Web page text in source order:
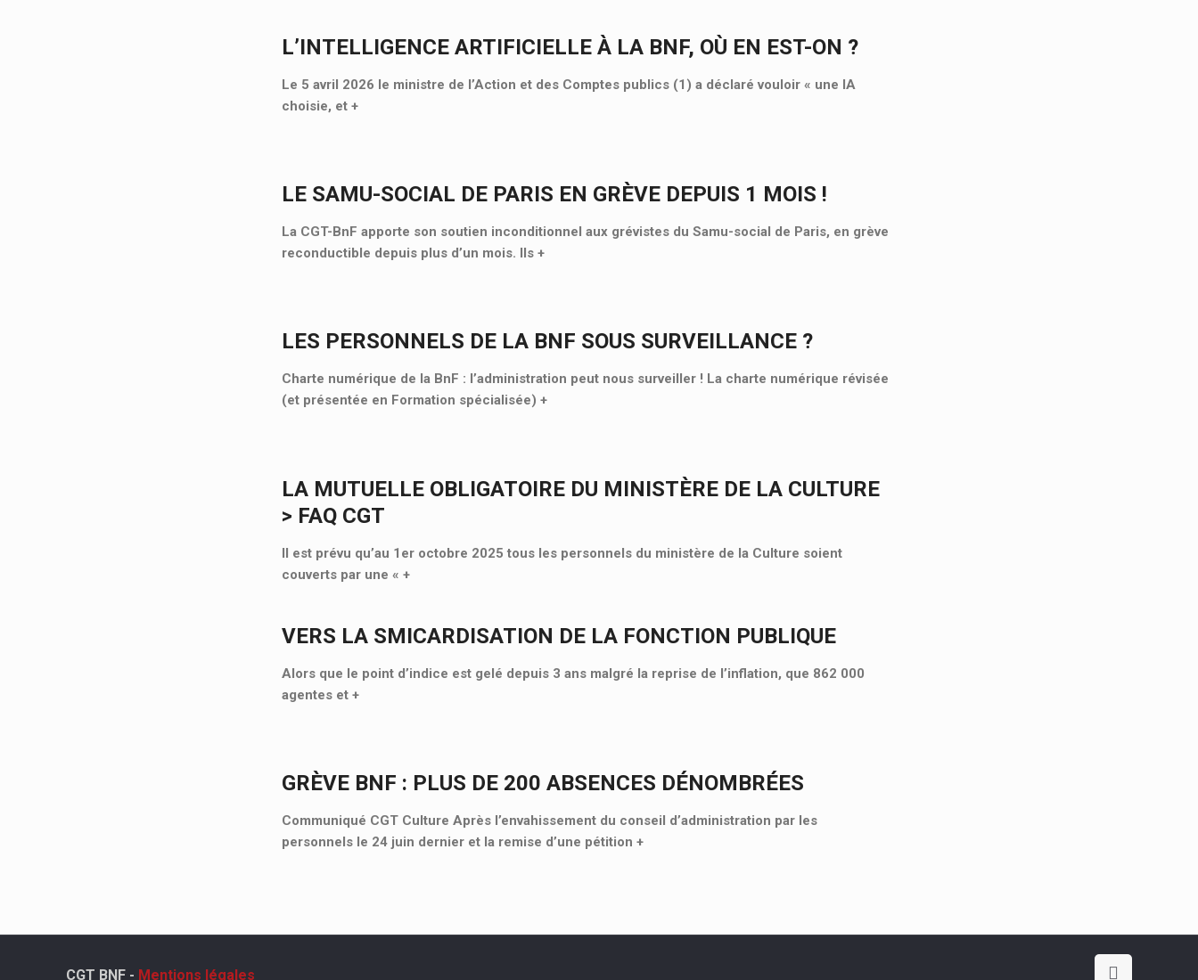
L’INTELLIGENCE ARTIFICIELLE À LA BNF, OÙ EN EST-ON ?
Le 5 avril 2026 le ministre de l’Action et des Comptes publics (1) a déclaré vouloir « une IA
choisie, et +
LE SAMU-SOCIAL DE PARIS EN GRÈVE DEPUIS 1 MOIS !
La CGT-BnF apporte son soutien inconditionnel aux grévistes du Samu-social de Paris, en grève
reconductible depuis plus d’un mois. Ils +
LES PERSONNELS DE LA BNF SOUS SURVEILLANCE ?
Charte numérique de la BnF : l’administration peut nous surveiller ! La charte numérique révisée
(et présentée en Formation spécialisée) +
LA MUTUELLE OBLIGATOIRE DU MINISTÈRE DE LA CULTURE
> FAQ CGT
Il est prévu qu’au 1er octobre 2025 tous les personnels du ministère de la Culture soient
couverts par une « +
VERS LA SMICARDISATION DE LA FONCTION PUBLIQUE
Alors que le point d’indice est gelé depuis 3 ans malgré la reprise de l’inflation, que 862 000
agentes et +
GRÈVE BNF : PLUS DE 200 ABSENCES DÉNOMBRÉES
Communiqué CGT Culture Après l’envahissement du conseil d’administration par les
personnels le 24 juin dernier et la remise d’une pétition +
CGT BNF - Mentions légales